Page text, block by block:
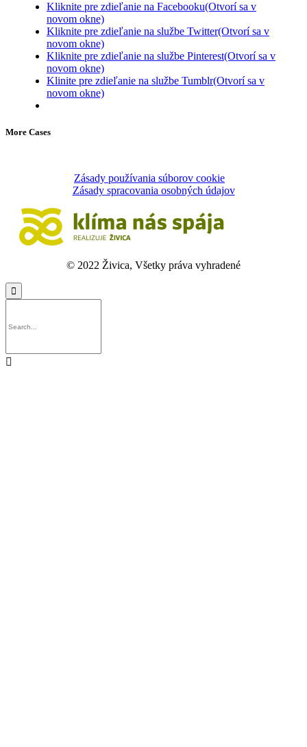
Kliknite pre zdieľanie na Facebooku(Otvorí sa v
novom okne)
Kliknite pre zdieľanie na službe Twitter(Otvorí sa v
novom okne)
Kliknite pre zdieľanie na službe Pinterest(Otvorí sa v
novom okne)
Klinite pre zdieľanie na službe Tumblr(Otvorí sa v
novom okne)
More Cases
Zásady používania súborov cookie
Zásady spracovania osobných údajov
© 2022 Živica, Všetky práva vyhradené

